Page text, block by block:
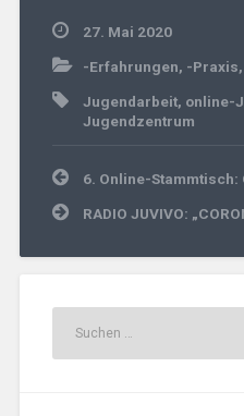
27. Mai 2020
-Erfahrungen, -Praxis,
Jugendarbeit, online-
Jugendzentrum
Beitrags-
Navigation
6. Online-
RADIO JUVIVO: